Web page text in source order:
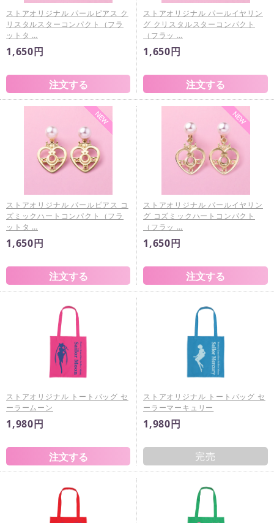
ストアオリジナル パールピアス ク
リスタルスターコンパクト（フラ
ットタ …
1,650円
ストアオリジナル パールイヤリン
グ クリスタルスターコンパクト
（フラッ …
1,650円
ストアオリジナル パールピアス コ
ズミックハートコンパクト（フラ
ットタ …
1,650円
ストアオリジナル パールイヤリン
グ コズミックハートコンパクト
（フラッ …
1,650円
ストアオリジナル トートバッグ セ
ーラームーン
1,980円
ストアオリジナル トートバッグ セ
ーラーマーキュリー
1,980円
完売